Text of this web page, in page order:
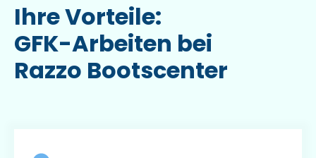
Ihre Vorteile:
GFK-Arbeiten bei
Razzo Bootscenter